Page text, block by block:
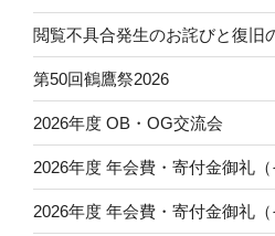
閲覧不具合発生のお詫びと復旧
第50回鶴鷹祭2026
2026年度 OB・OG交流会
2026年度 年会費・寄付金御礼（
2026年度 年会費・寄付金御礼（